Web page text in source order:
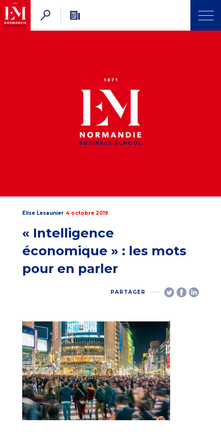
Elise Lesaunier 4 octobre 2019
« Intelligence
économique » : les mots
pour en parler
PARTAGER